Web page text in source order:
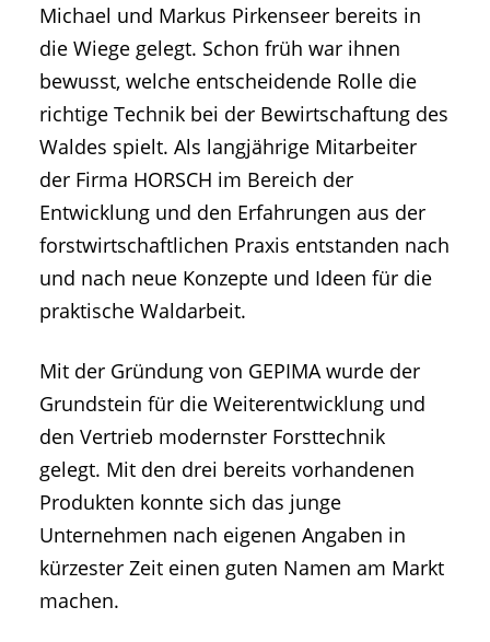
Michael und Markus Pirkenseer bereits in
die Wiege gelegt. Schon früh war ihnen
bewusst, welche entscheidende Rolle die
richtige Technik bei der Bewirtschaftung des
Waldes spielt. Als langjährige Mitarbeiter
der Firma HORSCH im Bereich der
Entwicklung und den Erfahrungen aus der
forstwirtschaftlichen Praxis entstanden nach
und nach neue Konzepte und Ideen für die
praktische Waldarbeit.
Mit der Gründung von GEPIMA wurde der
Grundstein für die Weiterentwicklung und
den Vertrieb modernster Forsttechnik
gelegt. Mit den drei bereits vorhandenen
Produkten konnte sich das junge
Unternehmen nach eigenen Angaben in
kürzester Zeit einen guten Namen am Markt
machen.